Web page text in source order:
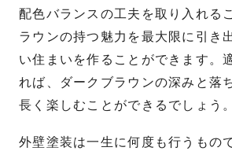
配色バランスの工夫を取り入れる
ラウンの持つ魅力を最大限に引き
い住まいを作ることができます。
れば、ダークブラウンの深みと落
長く楽しむことができるでしょう。
外壁塗装は一生に何度も行うもの